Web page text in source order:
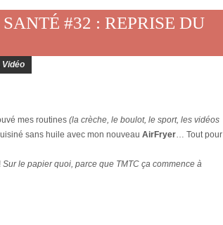
#32 : REPRISE DU
Vidéo
mes routines (la crèche, le boulot, le sport, les vidéos
sans huile avec mon nouveau AirFryer… Tout pour
Sur le papier quoi, parce que TMTC ça commence à